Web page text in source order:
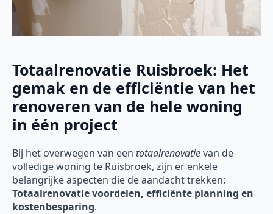
Totaalrenovatie Ruisbroek: Het
gemak en de efficiëntie van het
renoveren van de hele woning
in één project
Bij het overwegen van een totaalrenovatievan de
volledige woning te Ruisbroek, zijn er enkele
belangrijke aspecten die de aandacht trekken:
Totaalrenovatie voordelen, efficiënte planning en
kostenbesparing.